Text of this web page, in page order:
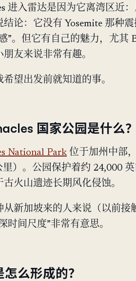
进入雷达是因为它离湾区近
结论：它没有 Yosemite 那种
”。但它有自己的魅力，尤其
朋友来说非常有趣。
希望出发前就知道的事。
国家公园是什么？
National Park 位于加州中部
里）。公园保护着约 24,000
古火山遗迹长期风化侵蚀。
从新加坡来的人来说（以前接
时间尺度”非常有意思。
么形成的？